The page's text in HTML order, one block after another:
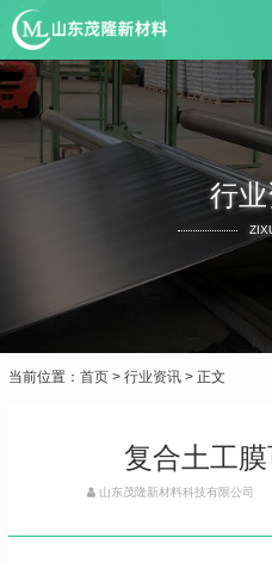
行
当前位置： 首页 > 行业资讯 > 正文
复合土工
山东茂隆新材料科技有限公司